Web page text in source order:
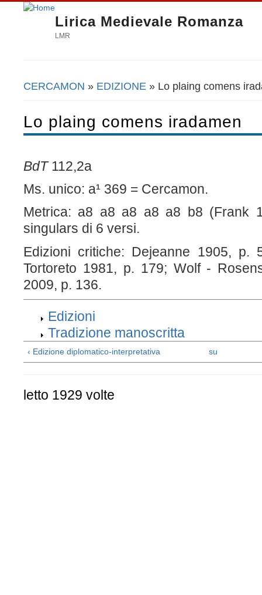
Lirica Medievale Romanza
LMR
Tu sei qui
CERCAMON » EDIZIONE » Lo plaing comens
Lo plaing comens iradamen
BdT112,2a
Ms. unico: a¹ 369 = Cercamon.
Metrica: a8 a8 a8 a8 a8 b8 (Frank
singulars di 6 versi.
Edizioni critiche: Dejeanne 1905, p.
Tortoreto 1981, p. 179; Wolf -
2009, p. 136.
Edizioni
Tradizione manoscritta
‹ Edizione diplomatico-interpretativa su
letto 1929 volte